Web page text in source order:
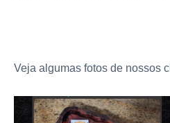
Veja algumas fotos de nossos